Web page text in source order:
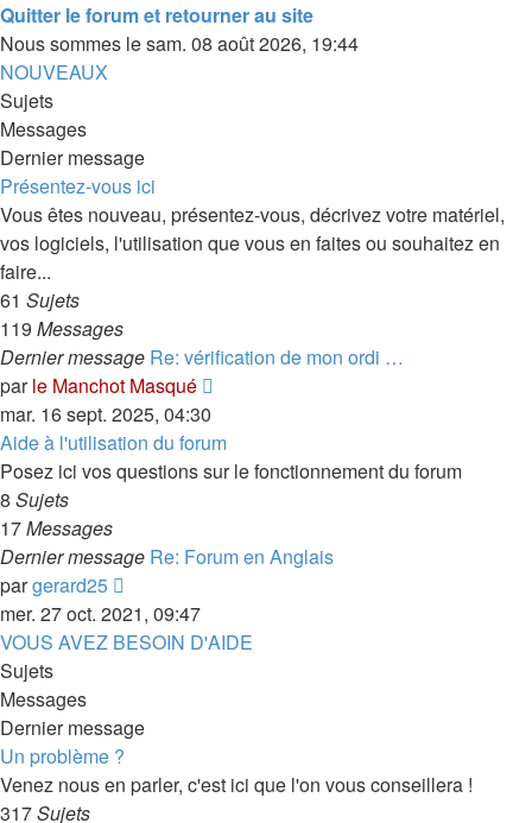
Quitter le forum et retourner au site
Nous sommes le sam. 08 août 2026, 19:44
NOUVEAUX
Sujets
Messages
Dernier message
Présentez-vous ici
Vous êtes nouveau, présentez-vous, décrivez votre matériel,
vos logiciels, l'utilisation que vous en faites ou souhaitez en
faire...
61 Sujets
119 Messages
Dernier message Re: vérification de mon ordi …
parle Manchot Masqué
dernier
message
mar. 16 sept. 2025, 04:30
Aide à l'utilisation du forum
Posez ici vos questions sur le fonctionnement du forum
8 Sujets
17Messages
Dernier message Re: Forum en Anglais
pargerard25
le
dernier
mer. 27 oct. 2021, 09:47
VOUS AVEZ BESOIN D'AIDE
Sujets
Messages
Dernier message
Un problème ?
Venez nous en parler, c'est ici que l'on vous conseillera !
317Sujets